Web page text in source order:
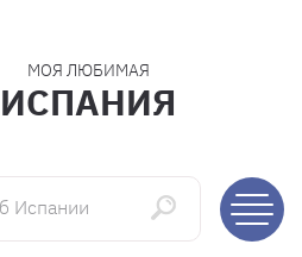
МОЯ ЛЮБИМАЯ
ИСПАНИЯ